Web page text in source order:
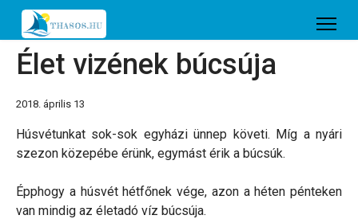
Élet vizének búcsúja
2018. április 13
Húsvétunkat sok-sok egyházi ünnep követi. Míg a nyári
szezon közepébe érünk, egymást érik a búcsúk.
Épphogy a húsvét hétfőnek vége, azon a héten pénteken
van mindig az életadó víz búcsúja.